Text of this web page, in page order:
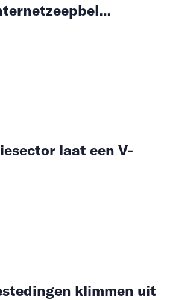
laat een V-
klimmen uit